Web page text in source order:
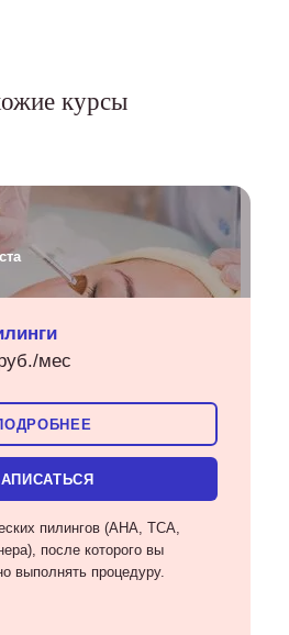
курсы
мес
пилингов (AHA, ТСА,
после которого вы
выполнять процедуру.